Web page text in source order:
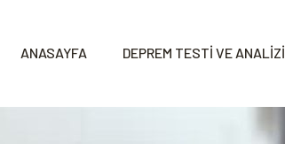
ANASAYFA DEPREM TESTİ VE ANALİZİ